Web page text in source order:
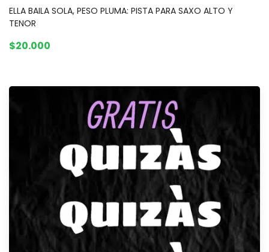
ELLA BAILA SOLA, PESO PLUMA: PISTA PARA SAXO ALTO Y
TENOR
$20.000